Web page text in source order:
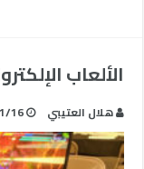
الألعاب
هلال العتيبي 16